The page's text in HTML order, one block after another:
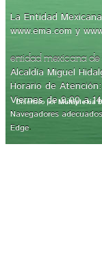
La Entidad
www.ema.com y
entidad mexicana
Alcaldía Miguel
Horario de
Viernes de 9:00 a
Navegadores
Edge.
Diseñado porMultiplexia